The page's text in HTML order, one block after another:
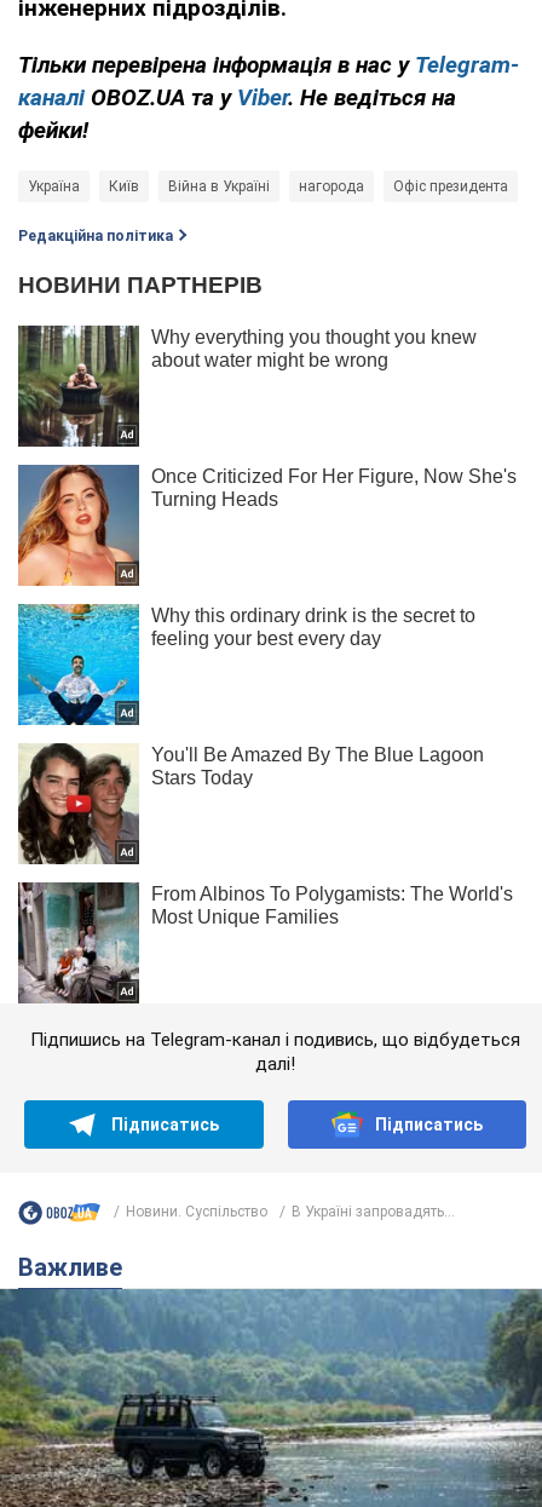
інженерних підрозділів.
Тільки перевірена інформація в нас у Telegram-
каналі OBOZ.UA та у Viber. Не ведіться на
фейки!
Україна Київ Війна в Україні нагорода Офіс президента
Редакційна політика
Підпишись на Telegram-канал і подивись, що відбудеться
далі!
Підписатись Підписатись
Новини. Суспільство В Україні запровадять...
Важливе